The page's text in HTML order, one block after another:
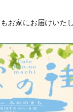
家にお届けいた